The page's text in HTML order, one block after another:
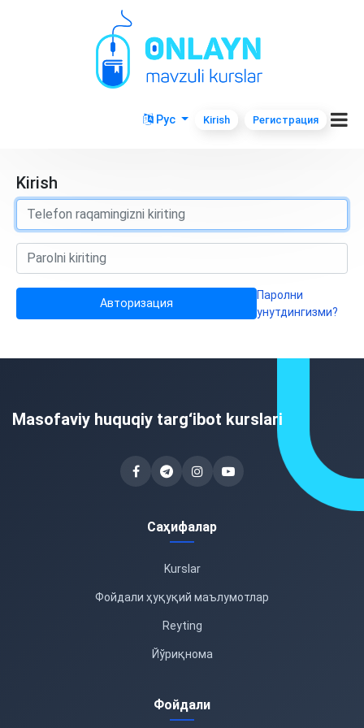
Рус Kirish Регистрация
Kirish
Авторизация
Паролни
унутдингизми?
Masofaviy huquqiy targ‘ibot kurslari
Саҳифалар
Kurslar
Фойдали ҳуқуқий маълумотлар
Reyting
Йўриқнома
Фойдали